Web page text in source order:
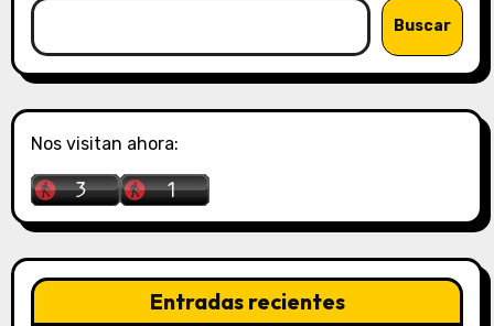
Buscar
Nos visitan ahora:
Entradas recientes